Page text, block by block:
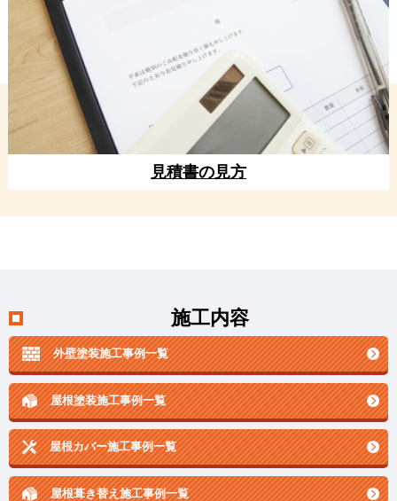
見積書の見方
施工内容
外壁塗装施工事例一覧
屋根塗装施工事例一覧
屋根カバー施工事例一覧
屋根葺き替え施工事例一覧